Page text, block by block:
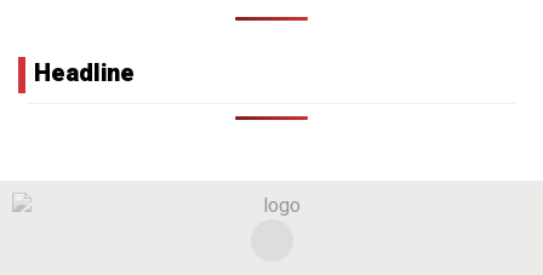
Headline